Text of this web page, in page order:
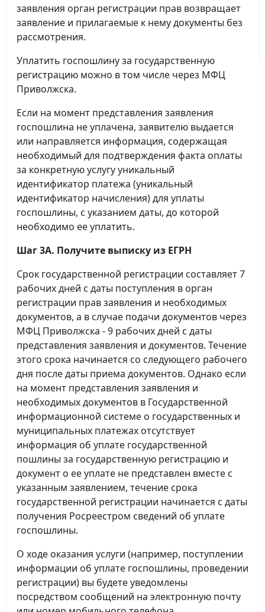
заявления орган регистрации прав возвращает
заявление и прилагаемые к нему документы без
рассмотрения.
Уплатить госпошлину за государственную
регистрацию можно в том числе через МФЦ
Приволжска.
Если на момент представления заявления
госпошлина не уплачена, заявителю выдается
или направляется информация, содержащая
необходимый для подтверждения факта оплаты
за конкретную услугу уникальный
идентификатор платежа (уникальный
идентификатор начисления) для уплаты
госпошлины, с указанием даты, до которой
необходимо ее уплатить.
Шаг 3А. Получите выписку из ЕГРН
Срок государственной регистрации составляет 7
рабочих дней с даты поступления в орган
регистрации прав заявления и необходимых
документов, а в случае подачи документов через
МФЦ Приволжска - 9 рабочих дней с даты
представления заявления и документов. Течение
этого срока начинается со следующего рабочего
дня после даты приема документов. Однако если
на момент представления заявления и
необходимых документов в Государственной
информационной системе о государственных и
муниципальных платежах отсутствует
информация об уплате государственной
пошлины за государственную регистрацию и
документ о ее уплате не представлен вместе с
указанным заявлением, течение срока
государственной регистрации начинается с даты
получения Росреестром сведений об уплате
госпошлины.
О ходе оказания услуги (например, поступлении
информации об уплате госпошлины, проведении
регистрации) вы будете уведомлены
посредством сообщений на электронную почту